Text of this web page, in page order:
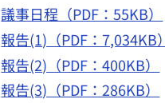
議事日程（PDF：55KB）
報告(1)（PDF：7,034KB）
報告(2)（PDF：400KB）
報告(3)（PDF：286KB）